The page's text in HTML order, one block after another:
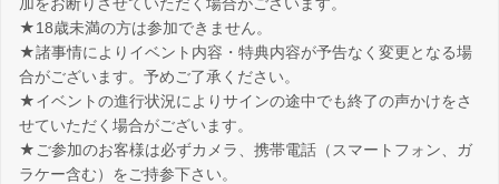
★18歳未満の方は参加できません。
★諸事情によりイベント内容・特典内容が予告なく変更となる場
合がございます。予めご了承ください。
★イベントの進行状況によりサインの途中でも終了の声かけをさ
せていただく場合がございます。
★ご参加のお客様は必ずカメラ、携帯電話（スマートフォン、ガ
ラケー含む）をご持参下さい。